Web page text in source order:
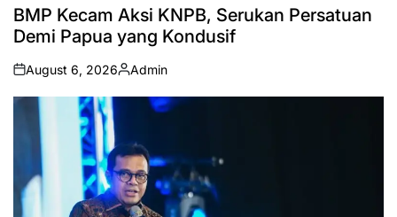
IN
BMP Kecam Aksi KNPB, Serukan Persatuan
Demi Papua yang Kondusif
on
August 6, 2026
Posted
by
Admin